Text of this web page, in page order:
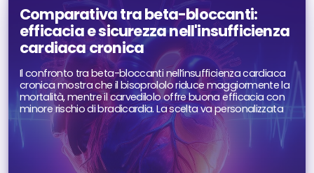
Comparativa tra beta-bloccanti:
efficacia e sicurezza nell'insufficienza
cardiaca cronica
Il confronto tra beta-bloccanti nell’insufficienza cardiaca
cronica mostra che il bisoprololo riduce maggiormente la
mortalità, mentre il carvedilolo offre buona efficacia con
minore rischio di bradicardia. La scelta va personalizzata